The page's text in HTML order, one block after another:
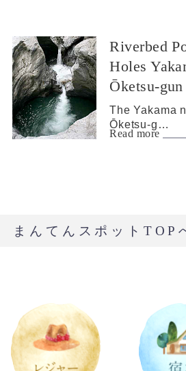
Riverbed
Holes
Ōketsu-gun
The Yakama
Ōketsu-g…
Read more
まんてんスポットTOP